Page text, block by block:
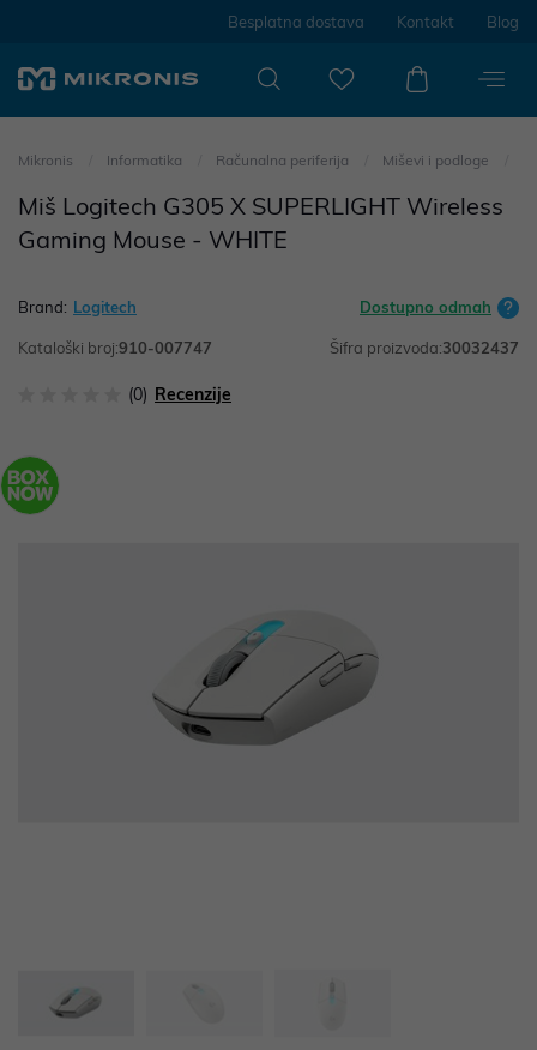
Besplatna dostava Kontakt Blog
Mikronis Informatika Računalna periferija Miševi i podloge
Miš Logitech G305 X SUPERLIGHT Wireless
Gaming Mouse - WHITE
Brand: Logitech Dostupno odmah
Kataloški broj:910-007747 Šifra proizvoda:30032437
(0) Recenzije